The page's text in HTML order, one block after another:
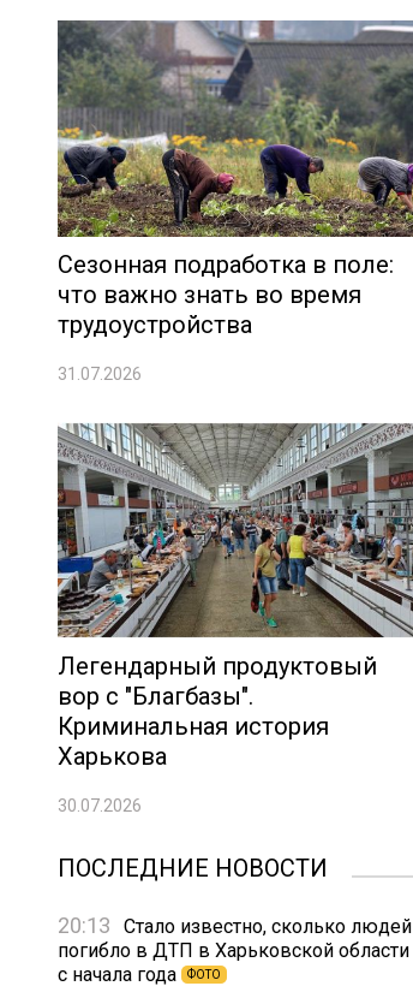
Сезонная подработка в поле:
что важно знать во время
трудоустройства
31.07.2026
Легендарный продуктовый
вор с "Благбазы".
Криминальная история
Харькова
30.07.2026
ПОСЛЕДНИЕ НОВОСТИ
20:13
Стало известно, сколько людей
погибло в ДТП в Харьковской области
с начала года
ФОТО